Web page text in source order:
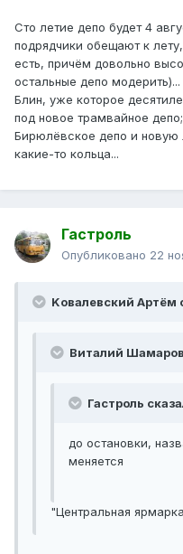
Cто летие депо будет 4
подрядчики обещают к
есть, причём довольно
остальные депо модерить)...
Блин, уже которое
под новое трамвайное
Бирюлёвское депо и
какие-то кольца...
Гастроль
Опубликовано 22
Kовалевский Артём
Виталий
Гастроль
до остановки,
меняется
"Центральная